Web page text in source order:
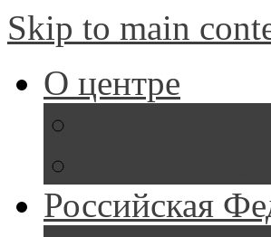
Skip to main
О центре
Российская